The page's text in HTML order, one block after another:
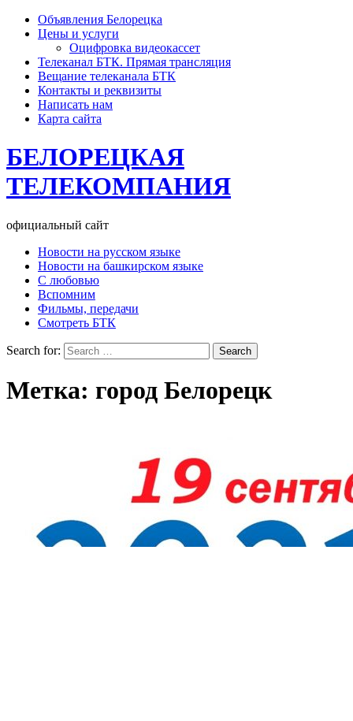
Объявления Белорецка
Цены и услуги
Оцифровка видеокассет
Телеканал БТК. Прямая трансляция
Вещание телеканала БТК
Контакты и реквизиты
Написать нам
Карта сайта
БЕЛОРЕЦКАЯ
ТЕЛЕКОМПАНИЯ
официальный сайт
Новости на русском языке
Новости на башкирском языке
С любовью
Вспомним
Фильмы, передачи
Смотреть БТК
Search for:
Метка: город Белорецк